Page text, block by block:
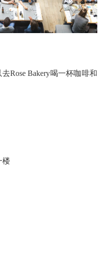
Rose Bakery喝一杯咖啡和
楼